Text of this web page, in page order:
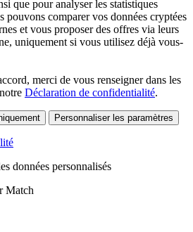
que pour analyser les statistiques
pouvons comparer vos données cryptées
et vous proposer des offres via leurs
uniquement si vous utilisez déjà vous-
merci de vous renseigner dans les
Déclaration de confidentialité.
Personnaliser les paramètres
données personnalisés
Match